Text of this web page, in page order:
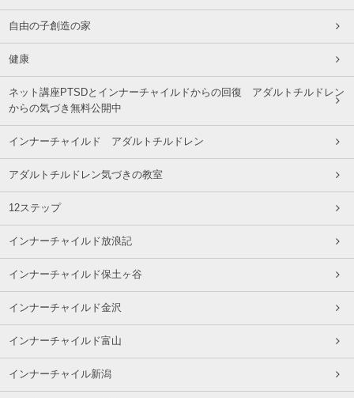
自由の子創造の家
健康
ネット講座PTSDとインナーチャイルドからの回復 アダルトチルドレン
からの気づき無料公開中
インナーチャイルド アダルトチルドレン
アダルトチルドレン気づきの教室
12ステップ
インナーチャイルド放浪記
インナーチャイルド保土ヶ谷
インナーチャイルド金沢
インナーチャイルド富山
インナーチャイル新潟